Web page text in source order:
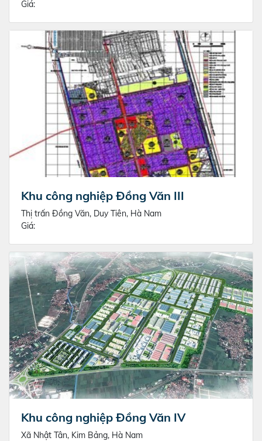
Giá:
Khu công nghiệp Đồng Văn III
Thị trấn Đồng Văn, Duy Tiên, Hà Nam
Giá:
Khu công nghiệp Đồng Văn IV
Xã Nhật Tân, Kim Bảng, Hà Nam